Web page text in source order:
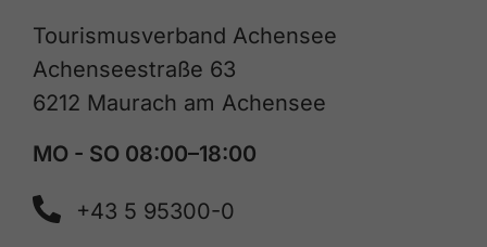
Tourismusverband Achensee
Achenseestraße 63
6212 Maurach am Achensee
MO - SO 08:00–18:00
+43 5 95300-0